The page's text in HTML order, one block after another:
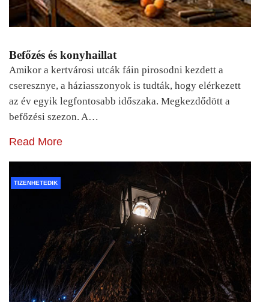
Befőzés és konyhaillat
Amikor a kertvárosi utcák fáin pirosodni kezdett a
cseresznye, a háziasszonyok is tudták, hogy elérkezett
az év egyik legfontosabb időszaka. Megkezdődött a
befőzési szezon. A…
Read More
TIZENHETEDIK